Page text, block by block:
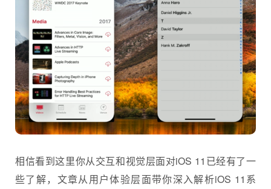
相信看到这里你从交互和视觉层面对iOS 11已经有了一
些了解，文章从用户体验层面带你深入解析iOS 11系